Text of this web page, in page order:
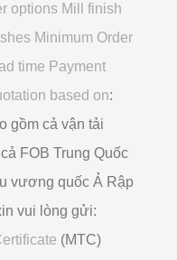
options Mill finish
Minimum Order
time Payment
based on:
gồm cả vận tải
FOB Trung Quốc
vương quốc Ả Rập
vui lòng gửi:
(MTC)